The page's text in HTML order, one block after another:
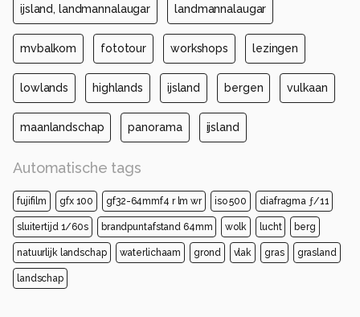
ijsland, landmannalaugar landmannalaugar
mvbalkom fototour workshops lezingen
lowlands highlands ijsland bergen vulkaan
maanlandschap panorama ijsland
Automatische tags
fujifilm gfx 100 gf32-64mmf4 r lm wr iso 500 diafragma ƒ/11
sluitertijd 1/60s brandpuntafstand 64mm wolk lucht berg
natuurlijk landschap waterlichaam grond vlak gras grasland
landschap